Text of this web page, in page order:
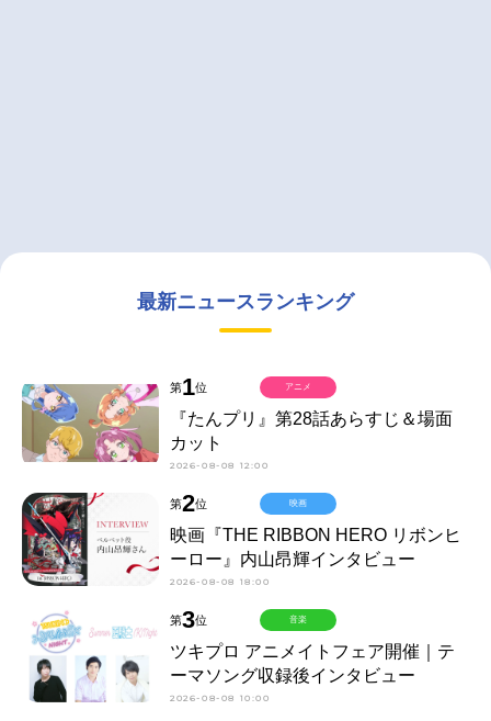
最新ニュースランキング
第1位
『たんプリ』第28話あらすじ＆場面
カット
2026-08-08 12:00
アニメ
第2位
映画『THE RIBBON HERO リボンヒ
ーロー』内山昂輝インタビュー
2026-08-08 18:00
映画
第3位
ツキプロ アニメイトフェア開催｜テ
ーマソング収録後インタビュー
2026-08-08 10:00
音楽